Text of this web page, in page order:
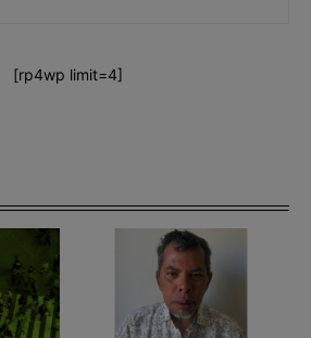
[rp4wp limit=4]